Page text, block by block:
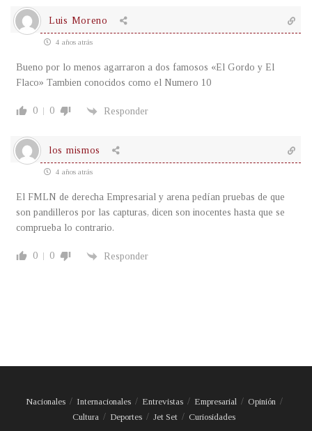
Luis Moreno
4 años atrás
Bueno por lo menos agarraron a dos famosos «El Gordo y El
Flaco» Tambien conocidos como el Numero 10
0 0 Responder
los mismos
4 años atrás
El FMLN de derecha Empresarial y arena pedían pruebas de que
son pandilleros por las capturas, dicen son inocentes hasta que se
comprueba lo contrario.
0 0 Responder
Nacionales Internacionales Entrevistas Empresarial
Opinión
Cultura
Deportes Jet Set Curiosidades